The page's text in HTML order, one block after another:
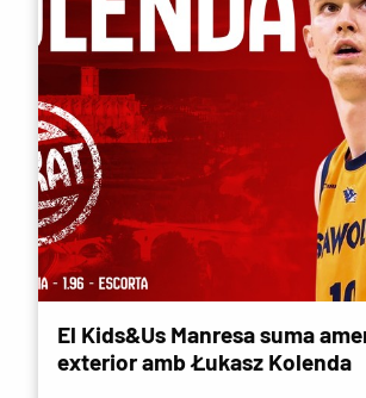
El Kids&Us Manresa suma
exterior amb Łukasz Kolenda